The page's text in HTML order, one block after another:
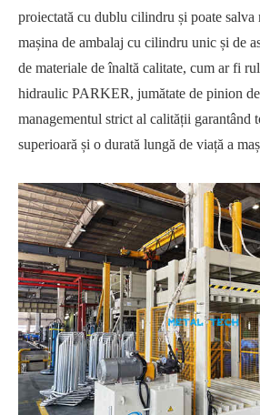
proiectată cu dublu cilindru și poate salva
mașina de ambalaj cu cilindru unic și de
de materiale de înaltă calitate, cum ar fi
hidraulic PARKER, jumătate de pinion
managementul strict al calității garantând
superioară și o durată lungă de viață a